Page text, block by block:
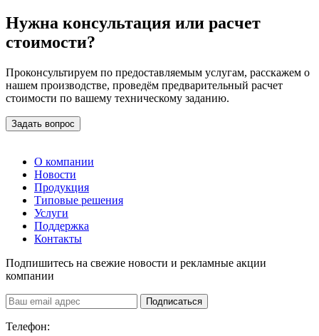
Нужна консультация или расчет
стоимости?
Проконсультируем по предоставляемым услугам, расскажем о
нашем производстве, проведём предварительный расчет
стоимости по вашему техническому заданию.
Задать вопрос
О компании
Новости
Продукция
Типовые решения
Услуги
Поддержка
Контакты
Подпишитесь на свежие новости и рекламные акции
компании
Подписаться
Телефон: